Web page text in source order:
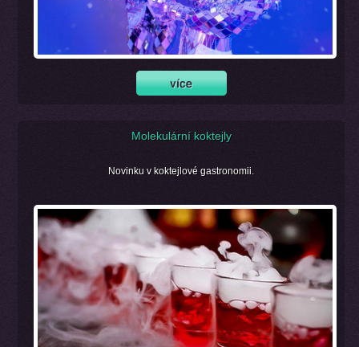
Molekulární koktejly
Novinku v koktejlové gastronomii.